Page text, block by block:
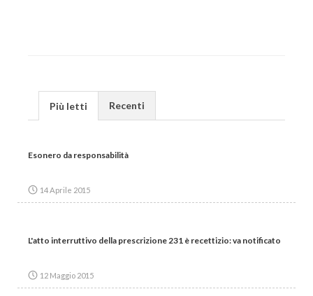
Più letti Recenti
Esonero da responsabilità
14 Aprile 2015
L'atto interruttivo della prescrizione 231 è recettizio: va notificato
12 Maggio 2015